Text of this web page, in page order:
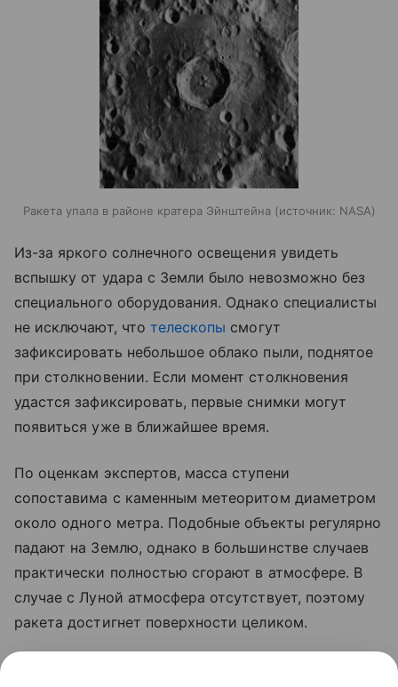
Ракета упала в районе кратера Эйнштейна источник: NASA
Из-за яркого солнечного освещения увидеть
вспышку от удара с Земли было невозможно без
специального оборудования. Однако специалисты
не исключают, что телескопы смогут
зафиксировать небольшое облако пыли, поднятое
при столкновении. Если момент столкновения
удастся зафиксировать, первые снимки могут
появиться уже в ближайшее время.
По оценкам экспертов, масса ступени
сопоставима с каменным метеоритом диаметром
около одного метра. Подобные объекты регулярно
падают на Землю, однако в большинстве случаев
практически полностью сгорают в атмосфере. В
случае с Луной атмосфера отсутствует, поэтому
ракета достигнет поверхности целиком.